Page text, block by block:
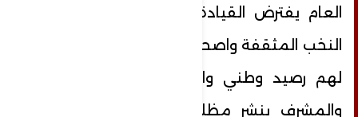
العام يفترض القيادة ان تأخذ ما يطرحة
النخب المثقفة واصحاب الاقلام الحرة الذي
لهم رصيد وطني والذي لهم الدور البارز
والمشرف بنشر مظلومية اليمن للعالم